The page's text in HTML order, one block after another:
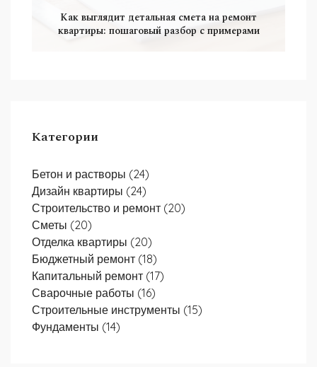
Как выглядит детальная смета на ремонт
квартиры: пошаговый разбор с примерами
Категории
Бетон и растворы (24)
Дизайн квартиры (24)
Строительство и ремонт (20)
Сметы (20)
Отделка квартиры (20)
Бюджетный ремонт (18)
Капитальный ремонт (17)
Сварочные работы (16)
Строительные инструменты (15)
Фундаменты (14)